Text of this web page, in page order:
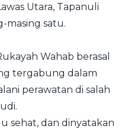
Utara, Tapanuli
masing satu.
Wahab berasal
tergabung dalam
perawatan di salah
sehat, dan dinyatakan